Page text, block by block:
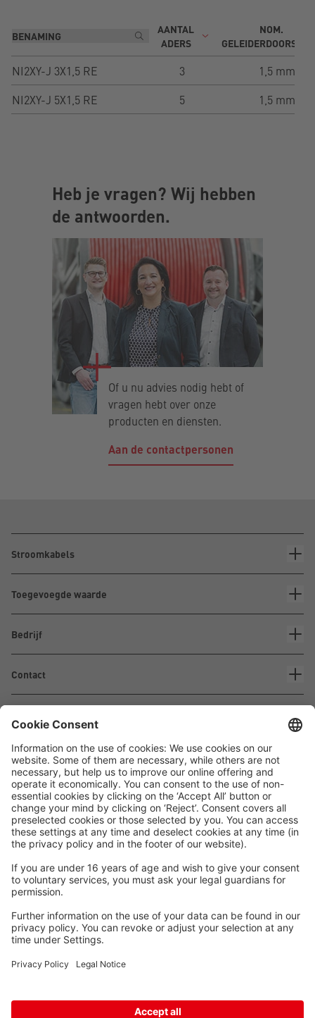
AANTAL
ADERS
NOM.
NI2XY-J 3X1,5 RE 3
1,5 mm²
NI2XY-J 5X1,5 RE
5 1,5 mm²
Heb je vragen? Wij hebben
de antwoorden.
Of u nu advies nodig hebt of
vragen hebt over onze
producten en diensten.
Aan de contactpersonen
Stroomkabels
Toegevoegde waarde
Bedrijf
Contact
Waskönig+Walter
Kabel-Werk GmbH u. Co. KG
Ostermoorstraße 77
26683 Saterland
Telefoon +49 4498 88-0
Fax +49 4498 88-900
info[att]waskoenig.de
Volg ons: